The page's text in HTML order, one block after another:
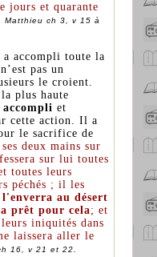
jours et quarante
Matthieu ch 3, v 15 à
accompli toute la
pas un
le croient.
la plus haute
accompli et
cette action. Il a
le sacrifice de
deux mains sur
sur lui toutes
toutes leurs
péchés ; il les
l'enverra au désert
prêt pour cela; et
iniquités dans
laissera aller le
16, v 21 et 22.